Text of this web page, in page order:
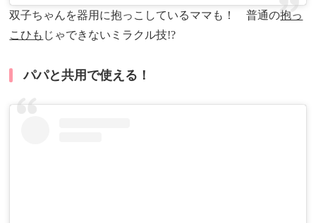
双子ちゃんを器用に抱っこしているママも！ 普通の抱っ
こひも じゃできないミラクル技!?
パパと共用で使える！